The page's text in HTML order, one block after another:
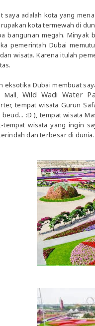
saya adalah kota yang
kota termewah di
bangunan megah. Minyak
pemerintah Dubai
wisata. Karena itulah
eksotika Dubai membuat
Wild Wadi Water
tempat wisata Gurun
:D ), tempat wisata
tempat wisata yang ingin
dan terbesar di